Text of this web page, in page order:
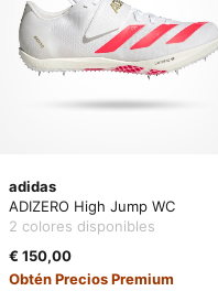
adidas
ADIZERO High Jump WC
2 colores disponibles
€ 150,00
Obtén Precios Premium